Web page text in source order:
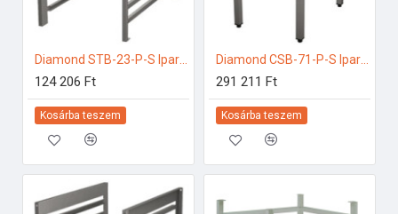
124 206 Ft
Kosárba teszem
Diamond CSB-71-P-S Ipari rozsdamentes bútorok
291 211 Ft
Kosárba teszem